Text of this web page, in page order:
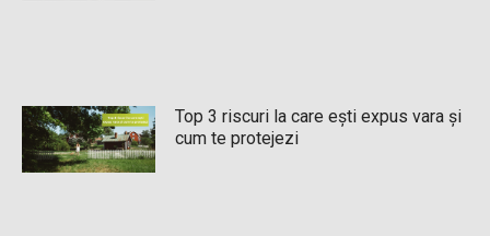
Top 3 riscuri la care ești expus vara și
cum te protejezi